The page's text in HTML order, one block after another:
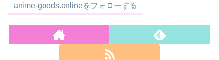
anime-goods.onlineをフォローする